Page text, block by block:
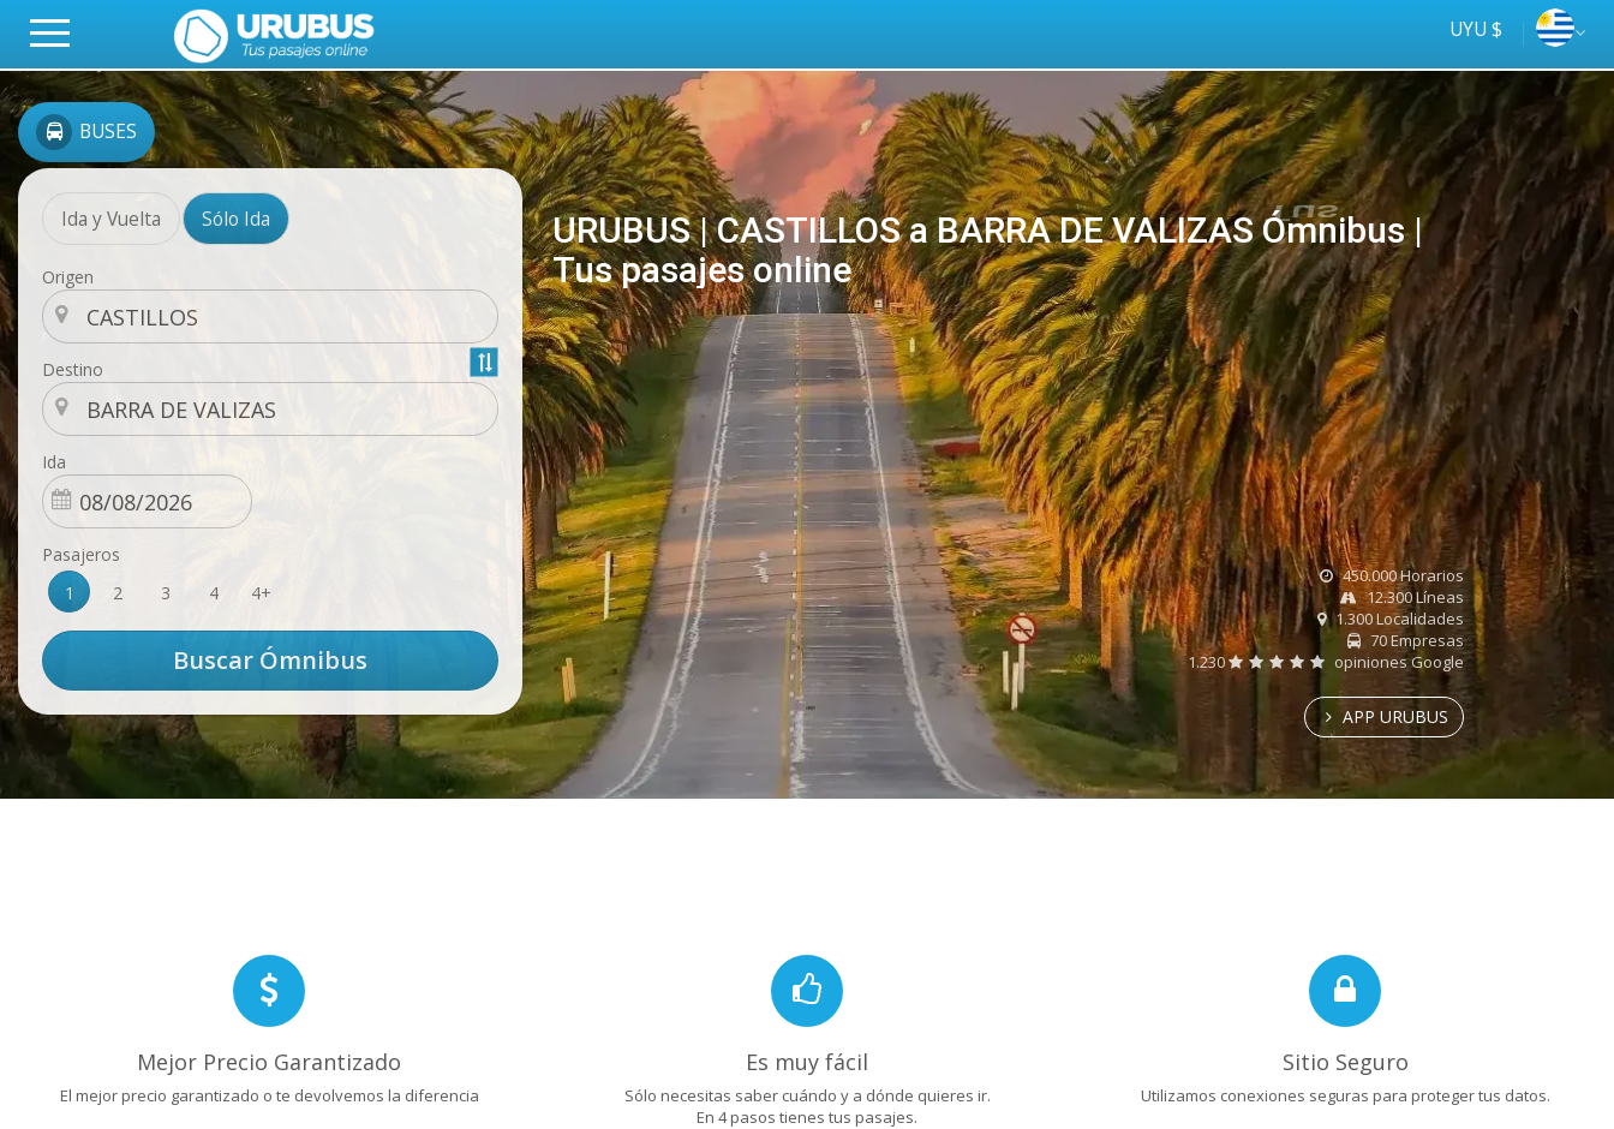
UYU $
BUSES
Ida y Vuelta Sólo Ida
Origen
Destino
Ida
Pasajeros
1
2 3 4 4+
URUBUS | CASTILLOS a BARRA DE VALIZAS Ómnibus |
Tus pasajes online
online
Tus
ómnibus
450.000 Horarios
12.300 Líneas
1.300 Localidades
70 Empresas
1.230
opiniones Google
APP URUBUS
Mejor Precio Garantizado
El mejor precio garantizado o te devolvemos la diferencia
Es muy fácil
Sólo necesitas saber cuándo y a dónde quieres ir.
En 4 pasos tienes tus pasajes.
Sitio Seguro
Utilizamos conexiones seguras para proteger tus datos.